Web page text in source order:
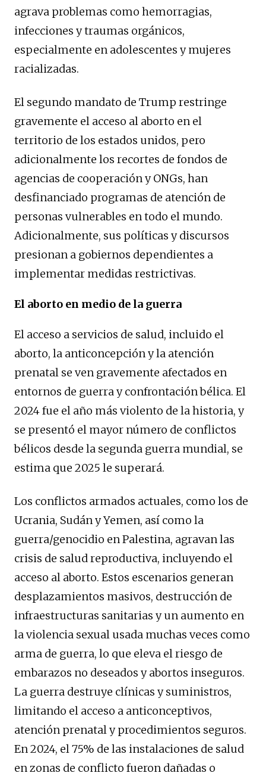
agrava problemas como hemorragias,
infecciones y traumas orgánicos,
especialmente en adolescentes y mujeres
racializadas.
El segundo mandato de Trump restringe
gravemente el acceso al aborto en el
territorio de los estados unidos, pero
adicionalmente los recortes de fondos de
agencias de cooperación y ONGs, han
desfinanciado programas de atención de
personas vulnerables en todo el mundo.
Adicionalmente, sus políticas y discursos
presionan a gobiernos dependientes a
implementar medidas restrictivas.
El aborto en medio de la guerra
El acceso a servicios de salud, incluido el
aborto, la anticoncepción y la atención
prenatal se ven gravemente afectados en
entornos de guerra y confrontación bélica. El
2024 fue el año más violento de la historia, y
se presentó el mayor número de conflictos
bélicos desde la segunda guerra mundial, se
estima que 2025 le superará.
Los conflictos armados actuales, como los de
Ucrania, Sudán y Yemen, así como la
guerra/genocidio en Palestina, agravan las
crisis de salud reproductiva, incluyendo el
acceso al aborto. Estos escenarios generan
desplazamientos masivos, destrucción de
infraestructuras sanitarias y un aumento en
la violencia sexual usada muchas veces como
arma de guerra, lo que eleva el riesgo de
embarazos no deseados y abortos inseguros.
La guerra destruye clínicas y suministros,
limitando el acceso a anticonceptivos,
atención prenatal y procedimientos seguros.
En 2024, el 75% de las instalaciones de salud
en zonas de conflicto fueron dañadas o